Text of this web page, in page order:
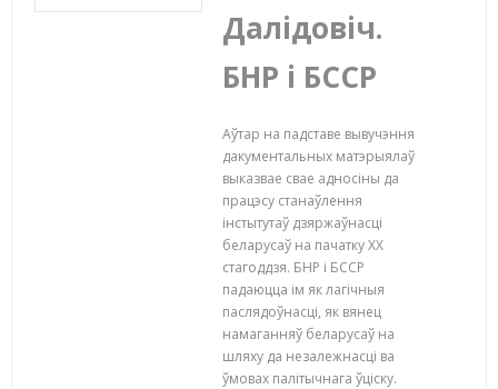
Далідовіч.
БНР i БССР
Аўтар на падставе вывучэння
дакументальных матэрыялаў
выказвае свае адносіны да
працэсу станаўлення
інстытутаў дзяржаўнасці
беларусаў на пачатку XX
стагоддзя. БНР i БССР
падаюцца ім як лагічныя
паслядоўнасці, як вянец
намаганняў беларусаў на
шляху да незалежнасці ва
ўмовах палітычнага ўціску.